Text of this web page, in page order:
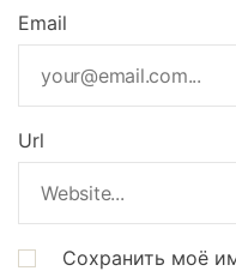
Email
Url
Сохранить моё